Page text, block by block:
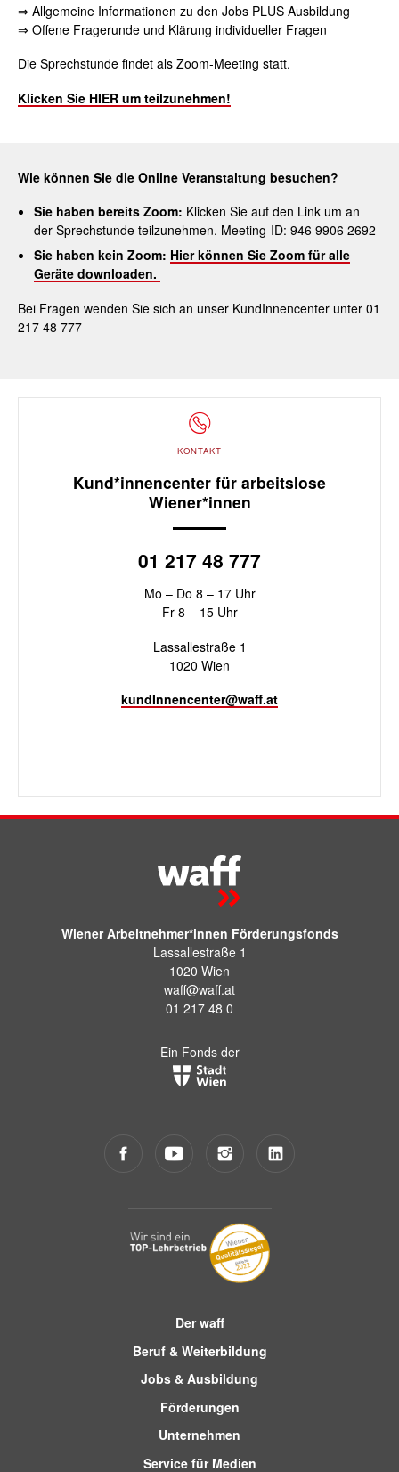
⇒ Allgemeine Informationen zu den Jobs PLUS Ausbildung
⇒ Offene Fragerunde und Klärung individueller Fragen
Die Sprechstunde findet als Zoom-Meeting statt.
Klicken Sie HIER um teilzunehmen!
Wie können Sie die Online Veranstaltung besuchen?
Sie haben bereits Zoom: Klicken Sie auf den Link um an
der Sprechstunde teilzunehmen. Meeting-ID: 946 9906 2692
Sie haben kein Zoom: Hier können Sie Zoom für alle
Geräte downloaden.
Bei Fragen wenden Sie sich an unser KundInnencenter unter 01
217 48 777
KONTAKT
Kund*innencenter für arbeitslose
Wiener*innen
01 217 48 777
Mo – Do 8 – 17 Uhr
Fr 8 – 15 Uhr
Lassallestraße 1
1020 Wien
kundInnencenter@waff.at
Wiener Arbeitnehmer*innen Förderungsfonds
Lassallestraße 1
1020 Wien
waff@waff.at
01 217 48 0
Ein Fonds der
Der waff
Beruf & Weiterbildung
Jobs & Ausbildung
Förderungen
Unternehmen
Service für Medien